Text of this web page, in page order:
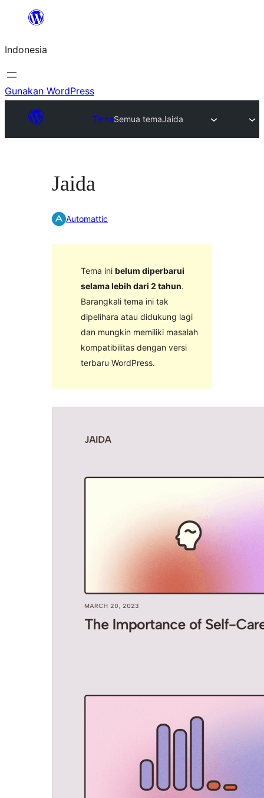
Lewati
konten
Indonesia
Gunakan WordPress
TemaSemua temaJaida
Jaida
Automattic
Tema ini belum diperbarui
selama lebih dari 2 tahun.
Barangkali tema ini tak
dipelihara atau didukung lagi
dan mungkin memiliki masalah
kompatibilitas dengan versi
terbaru WordPress.